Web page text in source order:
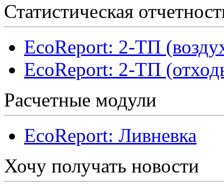
Статистическая
EcoReport: 2-ТП
EcoReport: 2-ТП
Расчетные модули
EcoReport: Ливневка
Хочу получать новости